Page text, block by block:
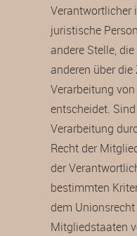
Verantwortlicher
juristische
andere Stelle,
anderen über
Verarbeitung
entscheidet.
Verarbeitung
Recht der
der
bestimmten
dem
Mitgliedstaaten